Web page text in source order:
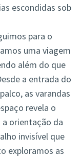
escondidas sob
para o
uma viagem
além do que
a entrada do
as varandas
revela o
orientação da
invisível que
exploramos as